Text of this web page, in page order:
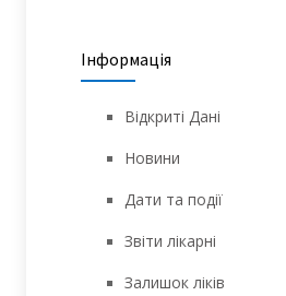
Інформація
Відкриті Дані
Новини
Дати та події
Звіти лікарні
Залишок ліків